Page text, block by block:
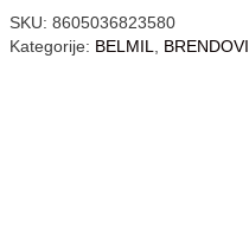
SKU:8605036823580
Kategorije: BELMIL, BRENDOVI